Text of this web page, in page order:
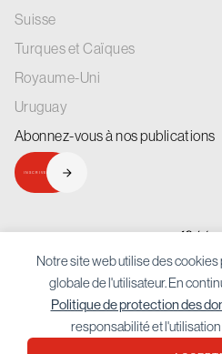
Suisse
Turques et Caïques
Royaume-Uni
Uruguay
Abonnez-vous à nospublications
INSCRIVEZ-VOUS
Notre site web utilise des
globale de l'utilisateur. En
Politique de protection des
responsabilité et